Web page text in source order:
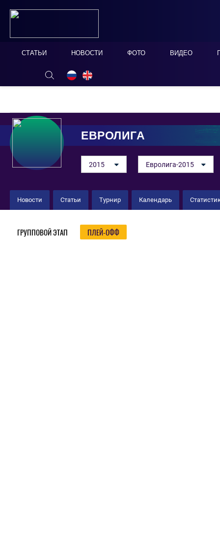
СТАТЬИ НОВОСТИ ФОТО ВИДЕО
ОНЛАЙН ТАБЛО СКРЫТЬ
ЕВРОЛИГА
2015 Евролига-2015
Новости Статьи Турнир Календарь
ГРУППОВОЙ ЭТАП ПЛЕЙ-ОФФ